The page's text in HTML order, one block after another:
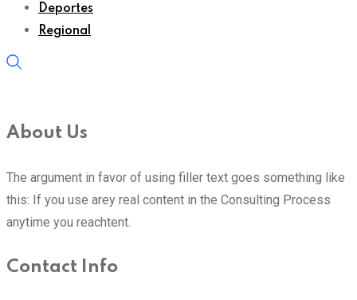
Deportes
Regional
About Us
The argument in favor of using filler text goes something like
this: If you use arey real content in the Consulting Process
anytime you reachtent.
Contact Info